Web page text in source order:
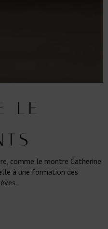
LE
comme le montre Catherine
à une formation des